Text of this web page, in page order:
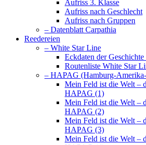
Aufriss 3. Klasse
Aufriss nach Geschlecht
Aufriss nach Gruppen
– Datenblatt Carpathia
Reedereien
– White Star Line
Eckdaten der
Routenliste White Star
– HAPAG (Hamburg-
Mein Feld ist die Welt –
HAPAG (1)
Mein Feld ist die Welt –
HAPAG (2)
Mein Feld ist die Welt –
HAPAG (3)
Mein Feld ist die Welt –